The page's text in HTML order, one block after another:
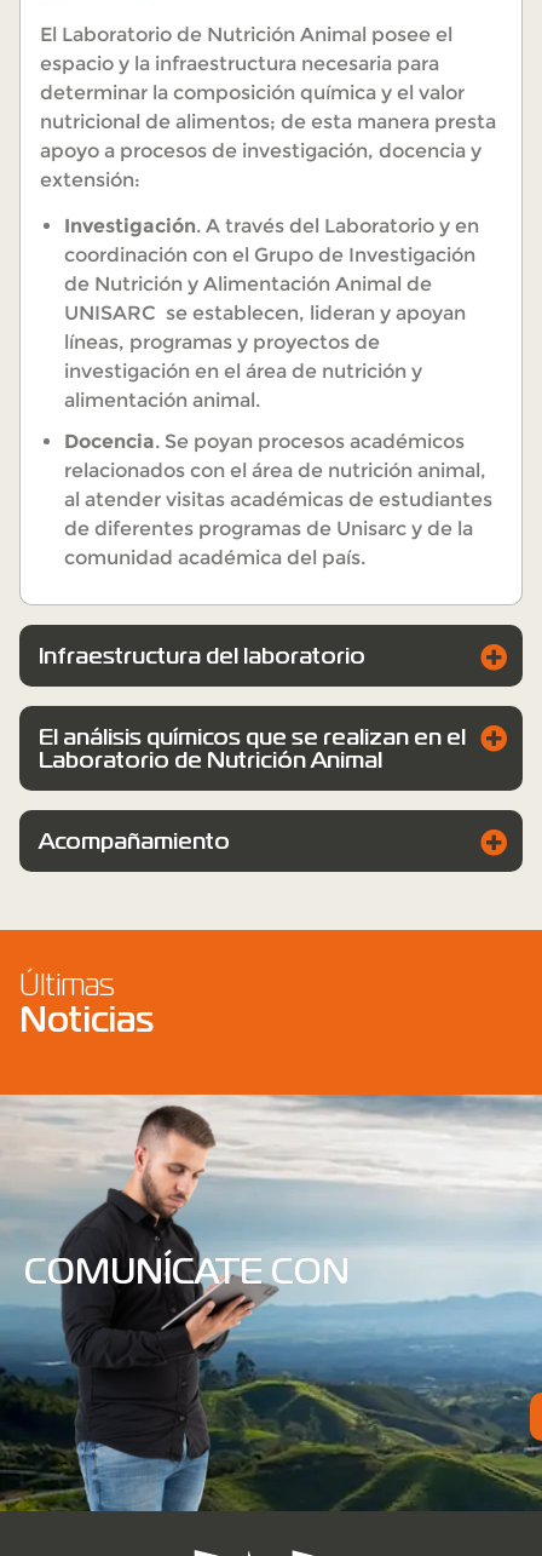
El Laboratorio de Nutrición Animal posee el
espacio y la infraestructura necesaria para
determinar la composición química y el valor
nutricional de alimentos; de esta manera presta
apoyo a procesos de investigación, docencia y
extensión:
Investigación. A través del Laboratorio y en
coordinación con el Grupo de Investigación
de Nutrición y Alimentación Animal de
UNISARC se establecen, lideran y apoyan
líneas, programas y proyectos de
investigación en el área de nutrición y
alimentación animal.
Docencia. Se poyan procesos académicos
relacionados con el área de nutrición animal,
al atender visitas académicas de estudiantes
de diferentes programas de Unisarc y de la
comunidad académica del país.
Infraestructura del laboratorio
El análisis químicos que se realizan en el
Laboratorio de Nutrición Animal
Acompañamiento
Últimas
Noticias
COMUNÍCATE CON